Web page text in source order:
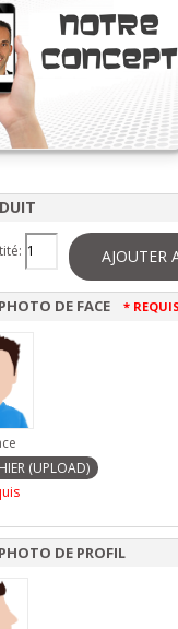
AJOUTER
DE FACE * REQUIS
DE PROFIL